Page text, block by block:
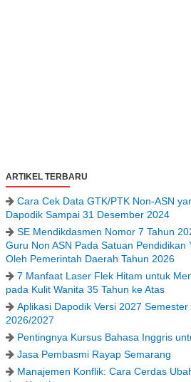
ARTIKEL TERBARU
Cara Cek Data GTK/PTK Non-ASN
Dapodik Sampai 31 Desember 2024
SE Mendikdasmen Nomor 7 Tahun
Guru Non ASN Pada Satuan Pendidikan
Oleh Pemerintah Daerah Tahun 2026
7 Manfaat Laser Flek Hitam untuk
pada Kulit Wanita 35 Tahun ke Atas
Aplikasi Dapodik Versi 2027 Semester
2026/2027
Pentingnya Kursus Bahasa Inggris
Jasa Pembasmi Rayap Semarang
Manajemen Konflik: Cara Cerdas